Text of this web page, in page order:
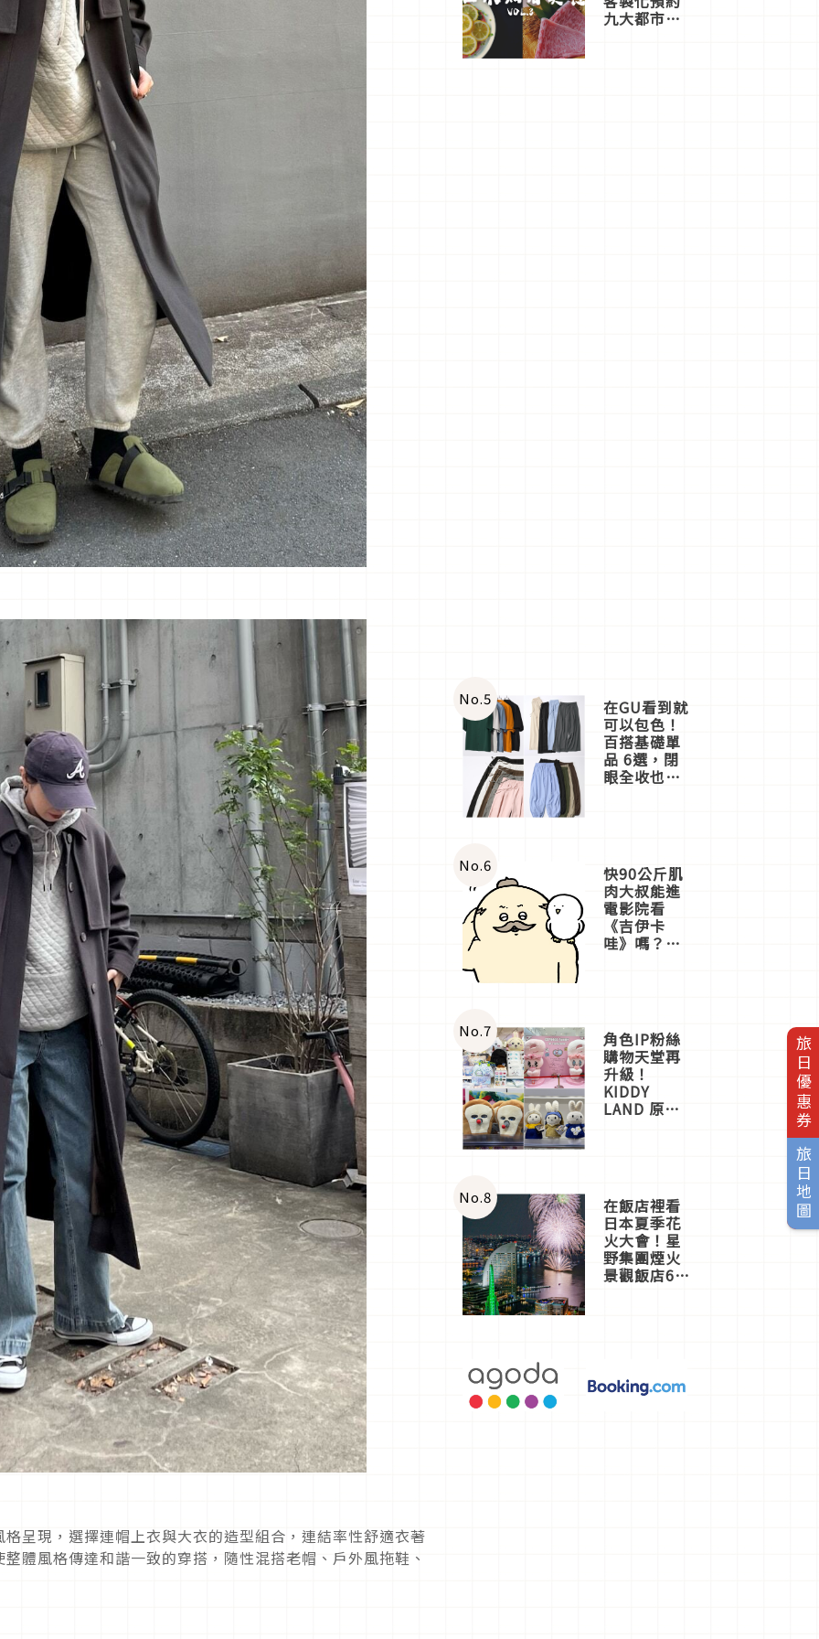
旅日優惠券
旅日地圖
呈現，選擇連帽上衣與大衣的造型組合，連結率性舒適衣著
體風格傳達和諧一致的穿搭，隨性混搭老帽、戶外風拖鞋、
九大都市餐
No.5 在GU看到就
可以包色！
百搭基礎單
品 6選，閉
眼全收也不
No.6 快90公斤肌
肉大叔能進
電影院看
《吉伊卡
哇》嗎？日
一同給出了
答案
No.7 角色IP粉絲
購物天堂再
升級！
KIDDY
LAND 原宿
店3分即達
No.8 在飯店裡看
日本夏季花
火大會！星
野集團煙火
景觀飯店6